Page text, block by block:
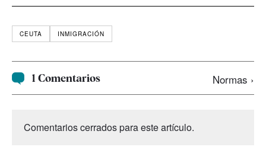
CEUTA INMIGRACIÓN
1 Comentarios Normas ›
Comentarios cerrados para este artículo.